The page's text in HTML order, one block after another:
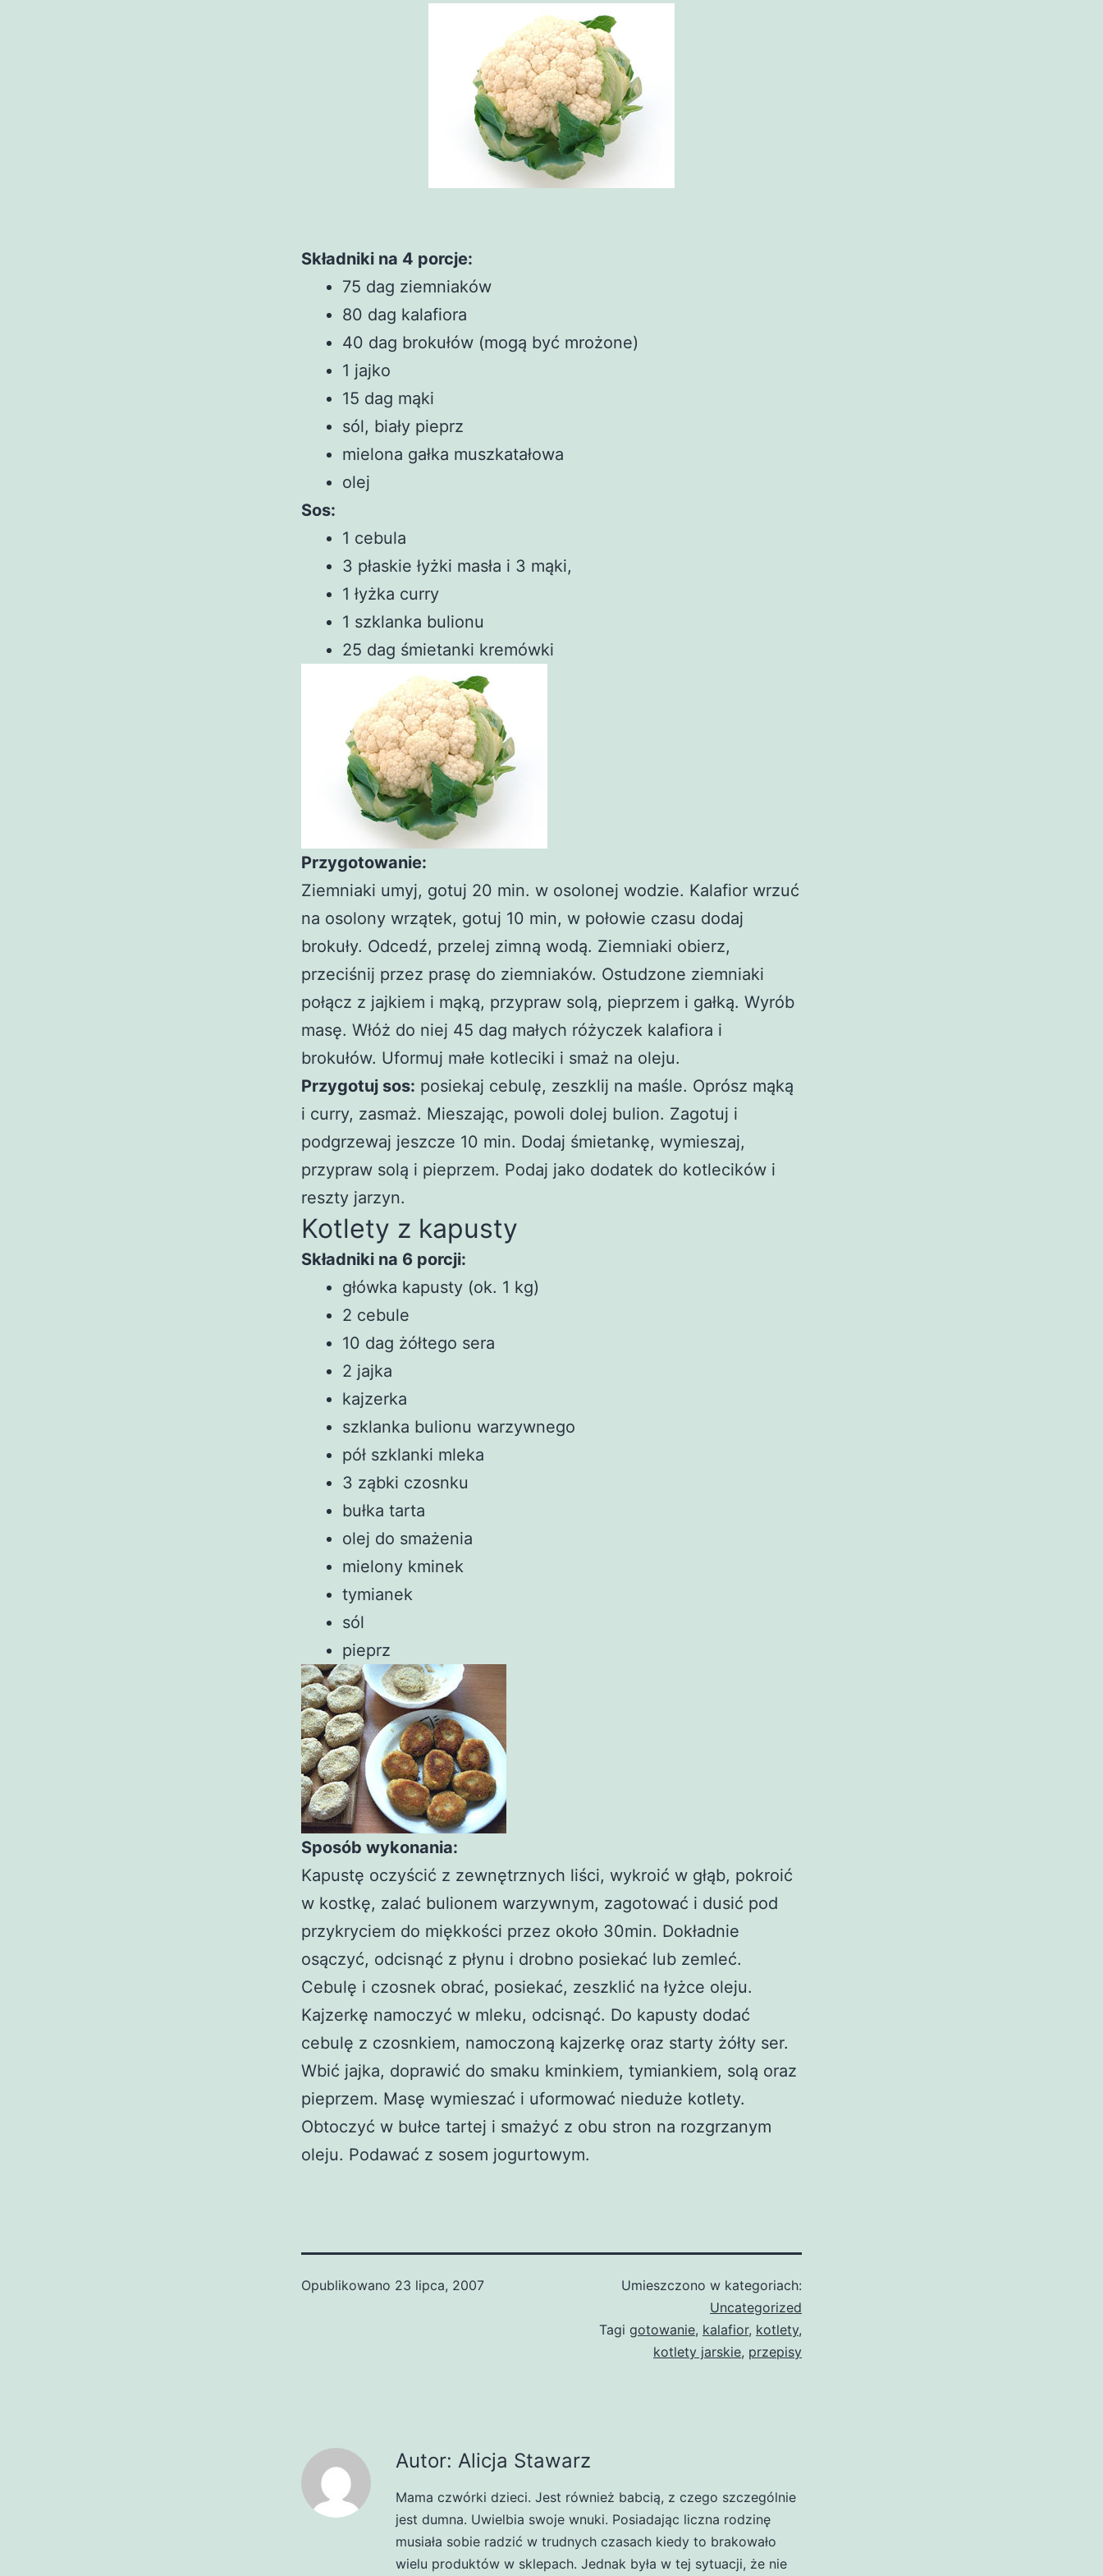
Składniki na 4 porcje:
75 dag ziemniaków
80 dag kalafiora
40 dag brokułów (mogą być mrożone)
1 jajko
15 dag mąki
sól, biały pieprz
mielona gałka muszkatałowa
olej
Sos:
1 cebula
3 płaskie łyżki masła i 3 mąki,
1 łyżka curry
1 szklanka bulionu
25 dag śmietanki kremówki
Przygotowanie:
Ziemniaki umyj, gotuj 20 min. w osolonej wodzie. Kalafior wrzuć
na osolony wrzątek, gotuj 10 min, w połowie czasu dodaj
brokuły. Odcedź, przelej zimną wodą. Ziemniaki obierz,
przeciśnij przez prasę do ziemniaków. Ostudzone ziemniaki
połącz z jajkiem i mąką, przypraw solą, pieprzem i gałką. Wyrób
masę. Włóż do niej 45 dag małych różyczek kalafiora i
brokułów. Uformuj małe kotleciki i smaż na oleju.
Przygotuj sos: posiekaj cebulę, zeszklij na maśle. Oprósz mąką
i curry, zasmaż. Mieszając, powoli dolej bulion. Zagotuj i
podgrzewaj jeszcze 10 min. Dodaj śmietankę, wymieszaj,
przypraw solą i pieprzem. Podaj jako dodatek do kotlecików i
reszty jarzyn.
Kotlety z kapusty
Składniki na 6 porcji:
główka kapusty (ok. 1 kg)
2 cebule
10 dag żółtego sera
2 jajka
kajzerka
szklanka bulionu warzywnego
pół szklanki mleka
3 ząbki czosnku
bułka tarta
olej do smażenia
mielony kminek
tymianek
sól
pieprz
Sposób wykonania:
Kapustę oczyścić z zewnętrznych liści, wykroić w głąb, pokroić
w kostkę, zalać bulionem warzywnym, zagotować i dusić pod
przykryciem do miękkości przez około 30min. Dokładnie
osączyć, odcisnąć z płynu i drobno posiekać lub zemleć.
Cebulę i czosnek obrać, posiekać, zeszklić na łyżce oleju.
Kajzerkę namoczyć w mleku, odcisnąć. Do kapusty dodać
cebulę z czosnkiem, namoczoną kajzerkę oraz starty żółty ser.
Wbić jajka, doprawić do smaku kminkiem, tymiankiem, solą oraz
pieprzem. Masę wymieszać i uformować nieduże kotlety.
Obtoczyć w bułce tartej i smażyć z obu stron na rozgrzanym
oleju. Podawać z sosem jogurtowym.
Opublikowano 23 lipca, 2007
Umieszczono w kategoriach:
Uncategorized
Tagi gotowanie, kalafior, kotlety,
kotlety jarskie, przepisy
Autor: Alicja Stawarz
Mama czwórki dzieci. Jest również babcią, z czego szczególnie
jest dumna. Uwielbia swoje wnuki. Posiadając liczna rodzinę
musiała sobie radzić w trudnych czasach kiedy to brakowało
wielu produktów w sklepach. Jednak była w tej sytuacji, że nie